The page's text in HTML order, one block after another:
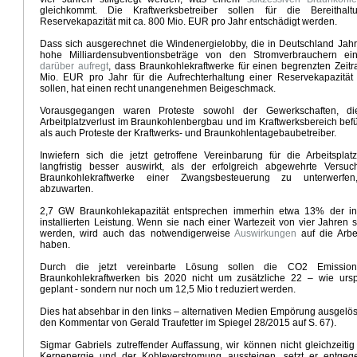
Wintervorhersage 2024/ 2025 Klimawandel und Gesundheit
Trumps
Ampelkoalition
US Wahlen 2024 Illusionen der Klimapolitik
Ursache Schwäche deutsche
Aus vom Verbrenneraus Vorbild China erneuerbare Energien
Novellierung
Wie realistisch ist Net - Zero Die Mobilitätswende
Extreme Hitze Anfang April
Klimawandel
Klimaaktivismus, Medien und Politik Der EU Dämmhammer
CO2 Freund
- Ausblick März
Habecks Industriestrategie
Kraftwerksstrategie der Bundesregierung
und Klimaschwankungen in Europa
Winterprognose 2023/24
für Wärmepumpen und Elektroautos
Gedanken zur Weltklimakonferenz Der Unbeirrbare
Energiepolitik
Hitzepanik in den Medien
Demokratie und ökologischer Totalitarismus
Verlogener Verbraucherschutz Kosten des Erreichens der Klimaziele
Habecks Sieg - Niederlage für die Bürger
Grüner Angriff auf die Mitte der Gesellschaft
Klimawandel kostet 900 Mrd Euro
Klimapropaganda und Sachargumente
Regionale Klimaextreme und Klimawandel
Deutschland
Höllenritt nach Net - Zero Marxismus als Klimaretter
Die neue
Klimapropaganda pur Wintervorhersage 2022/2023 Endziel Grüner Politik
US Supreme Court Klima Entscheidung Die E-Auto Lüge
Spiegel lernfähig
24. Februar 2022 Umweltzerstörung durch Windwahn
Der Grosse Transformationsminister
Koalitionsvertrag Klima und Energie Netzero - Dystopische Zukunft
COP26 - Jahrmarkt der
Emissionshandel und Klimadiktatur
Sondierungspapier Ampel
gleichkommt. Die Kraftwerksbetreiber sollen für die
Reservekapazität mit ca. 800 Mio. EUR pro Jahr entschädigt werden.
Dass sich ausgerechnet die Windenergielobby, die in Deutschland
hohe Milliardensubventionsbeträge von den Stromverbrauchern
darüber aufregt, dass Braunkohlekraftwerke für einen begrenzten
Mio. EUR pro Jahr für die Aufrechterhaltung einer Reservekapazität
sollen, hat einen recht unangenehmen Beigeschmack.
Vorausgegangen waren Proteste sowohl der Gewerkschaften,
Arbeitplatzverlust im Braunkohlenbergbau und im Kraftwerksbereich
als auch Proteste der Kraftwerks- und Braunkohlentagebaubetreiber.
Inwiefern sich die jetzt getroffene Vereinbarung für die
langfristig besser auswirkt, als der erfolgreich abgewehrte
Braunkohlekraftwerke einer Zwangsbesteuerung zu
abzuwarten.
2,7 GW Braunkohlekapazität entsprechen immerhin etwa 13% der
installierten Leistung. Wenn sie nach einer Wartezeit von vier Jahren
werden, wird auch das notwendigerweise Auswirkungen auf die
haben.
Durch die jetzt vereinbarte Lösung sollen die CO2
Braunkohlekraftwerken bis 2020 nicht um zusätzliche 22 – wie
geplant - sondern nur noch um 12,5 Mio t reduziert werden.
Dies hat absehbar in den links – alternativen Medien Empörung
den Kommentar von Gerald Traufetter im Spiegel 28/2015 auf S. 67).
Sigmar Gabriels zutreffender Auffassung, wir können nicht